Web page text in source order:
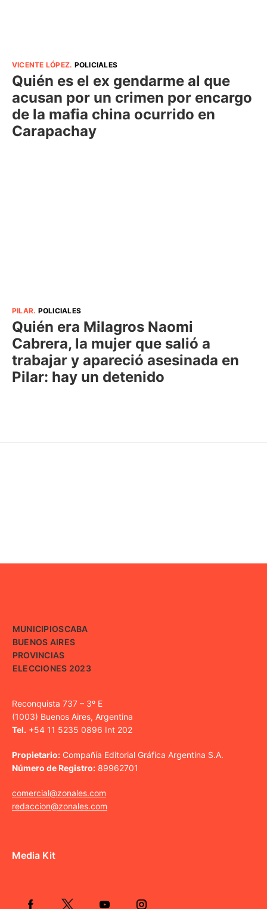
VICENTE LÓPEZ. POLICIALES
Quién es el ex gendarme al que
acusan por un crimen por encargo
de la mafia china ocurrido en
Carapachay
PILAR. POLICIALES
Quién era Milagros Naomi
Cabrera, la mujer que salió a
trabajar y apareció asesinada en
Pilar: hay un detenido
MUNICIPIOSCABA
BUENOS AIRES
PROVINCIAS
ELECCIONES 2023
Reconquista 737 – 3º E
(1003) Buenos Aires, Argentina
Tel. +54 11 5235 0896 Int 202
Propietario: Compañía Editorial Gráfica Argentina S.A.
Número de Registro: 89962701
comercial@zonales.com
redaccion@zonales.com
Media Kit